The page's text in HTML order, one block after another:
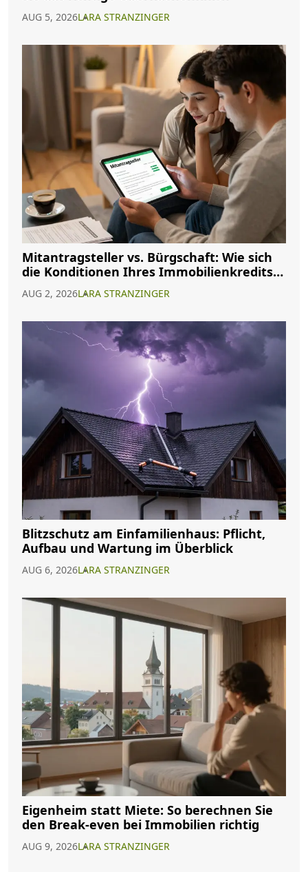
AUG 5, 2026LARA STRANZINGER
Mitantragsteller vs. Bürgschaft: Wie sich
die Konditionen Ihres Immobilienkredits
AUG 2, 2026LARA STRANZINGER
Blitzschutz am Einfamilienhaus: Pflicht,
Aufbau und Wartung im Überblick
AUG 6, 2026LARA STRANZINGER
Eigenheim statt Miete: So berechnen Sie
den Break-even bei Immobilien richtig
AUG 9, 2026LARA STRANZINGER